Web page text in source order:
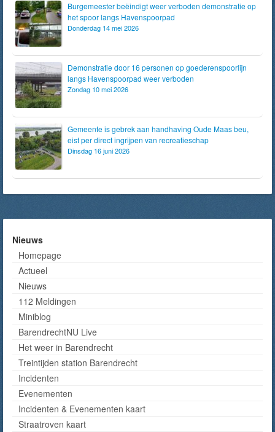
Burgemeester beëindigt weer verboden demonstratie op
het spoor langs Havenspoorpad
Donderdag 14 mei 2026
Demonstratie door 16 personen op goederenspoorlijn
langs Havenspoorpad weer verboden
Zondag 10 mei 2026
Gemeente is gebrek aan handhaving Oude Maas beu,
eist per direct ingrijpen van recreatieschap
Dinsdag 16 juni 2026
Nieuws
Homepage
Actueel
Nieuws
112 Meldingen
Miniblog
BarendrechtNU Live
Het weer in Barendrecht
Treintijden station Barendrecht
Incidenten
Evenementen
Incidenten & Evenementen kaart
Straatroven kaart